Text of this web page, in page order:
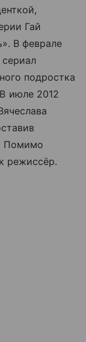
Гай
В феврале
подростка
июле 2012
Помимо
режиссёр.